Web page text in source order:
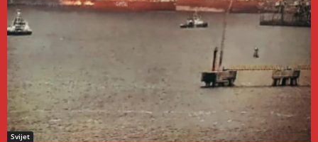
Svijet